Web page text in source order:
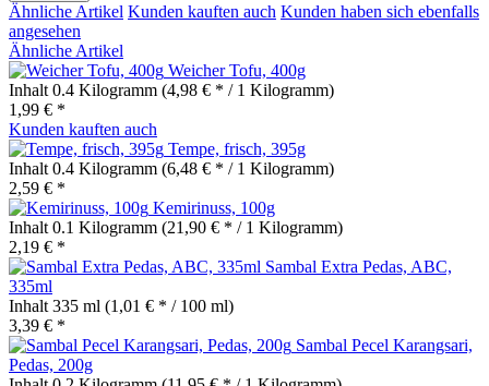
Ähnliche Artikel Kunden kauften auch Kunden haben sich ebenfalls
angesehen
Ähnliche Artikel
Weicher Tofu, 400g
Inhalt 0.4 Kilogramm (4,98 € * / 1 Kilogramm)
1,99 € *
Kunden kauften auch
Tempe, frisch, 395g
Inhalt 0.4 Kilogramm (6,48 € * / 1 Kilogramm)
2,59 € *
Kemirinuss, 100g
Inhalt 0.1 Kilogramm (21,90 € * / 1 Kilogramm)
2,19 € *
Sambal Extra Pedas, ABC,
335ml
Inhalt 335 ml (1,01 € * / 100 ml)
3,39 € *
Sambal Pecel Karangsari,
Pedas, 200g